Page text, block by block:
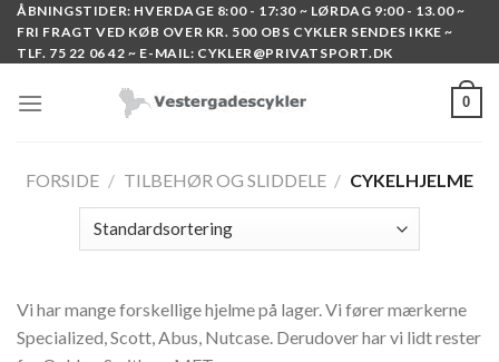
Skip
content
ÅBNINGSTIDER: HVERDAGE 8:00 - 17:30 ~ LØRDAG 9:00 - 13.00 ~
FRI FRAGT VED KØB OVER KR. 500 OBS CYKLER SENDES IKKE ~
TLF. 75 22 06 42 ~ E-MAIL: CYKLER@PRIVATSPORT.DK
0
FORSIDE / TILBEHØR OG SLIDDELE / CYKELHJELME
Vi har mange forskellige hjelme på lager. Vi fører mærkerne
Specialized, Scott, Abus, Nutcase. Derudover har vi lidt rester